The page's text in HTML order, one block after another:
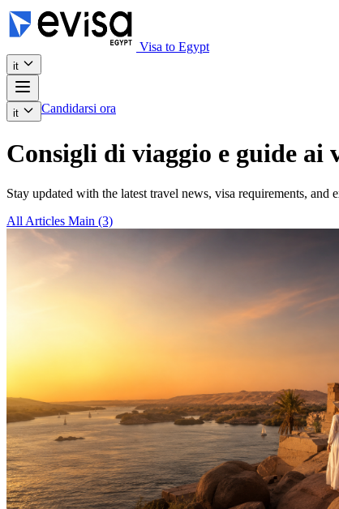
Visa to Egypt
it
it Candidarsi ora
Consigli di viaggio e guide ai
Stay updated with the latest travel news, visa requirements, and
All Articles Main (3)